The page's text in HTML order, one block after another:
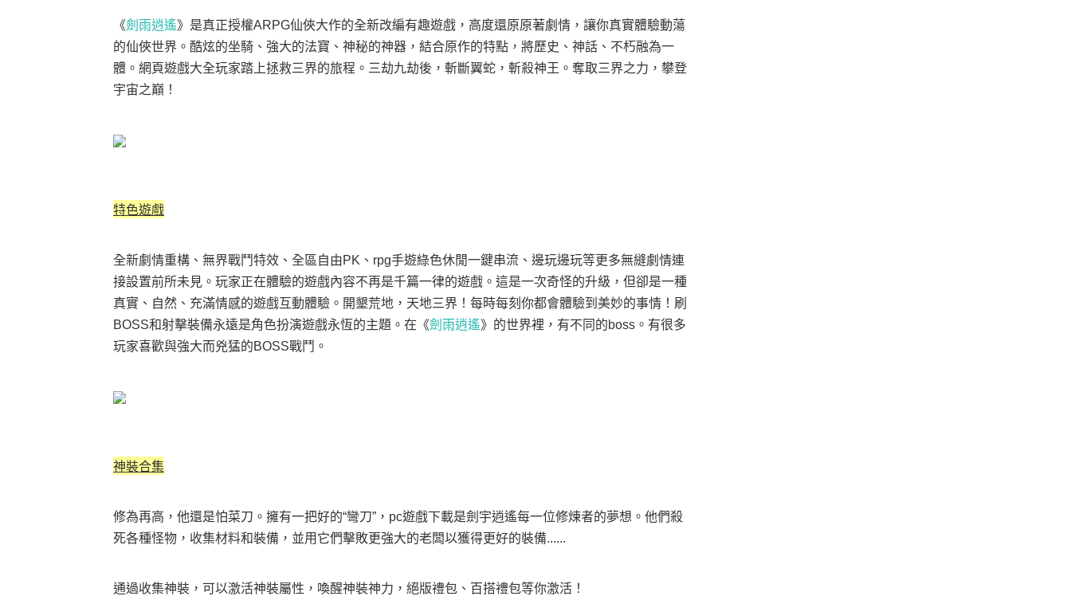
《劍雨逍遙》 是真正授權ARPG仙俠大作的全新改編有趣遊戲，高度還原原著劇情，讓你真實體驗動蕩
的仙俠世界。酷炫的坐騎、強大的法寶、神秘的神器，結合原作的特點，將歷史、神話、不朽融為一
體。網頁遊戲大全玩家踏上拯救三界的旅程。三劫九劫後，斬斷翼蛇，斬殺神王。奪取三界之力，攀登
宇宙之巔！
特色遊戲
全新劇情重構、無界戰鬥特效、全區自由PK、rpg手遊綠色休閒一鍵串流、邊玩邊玩等更多無縫劇情連
接設置前所未見。玩家正在體驗的遊戲內容不再是千篇一律的遊戲。這是一次奇怪的升級，但卻是一種
真實、自然、充滿情感的遊戲互動體驗。開墾荒地，天地三界！每時每刻你都會體驗到美妙的事情！刷
BOSS和射擊裝備永遠是角色扮演遊戲永恆的主題。在 《劍雨逍遙》 的世界裡，有不同的boss。有很多
玩家喜歡與強大而兇猛的BOSS戰鬥。
神裝合集
修為再高，他還是怕菜刀。擁有一把好的“彎刀”，pc遊戲下載是劍宇逍遙每一位修煉者的夢想。他們殺
死各種怪物，收集材料和裝備，並用它們擊敗更強大的老闆以獲得更好的裝備......
通過收集神裝，可以激活神裝屬性，喚醒神裝神力，絕版禮包、百搭禮包等你激活！